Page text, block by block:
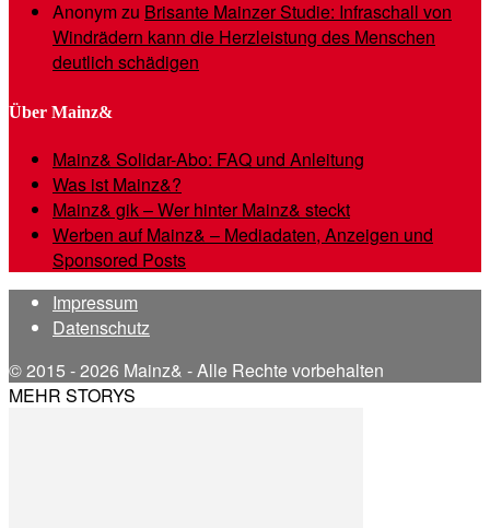
Anonymzu Brisante Mainzer Studie: Infraschall von
Windrädern kann die Herzleistung des Menschen
deutlich schädigen
Über Mainz&
Mainz& Solidar-Abo: FAQ und Anleitung
Was ist Mainz&?
Mainz& gik – Wer hinter Mainz& steckt
Werben auf Mainz& – Mediadaten, Anzeigen und
Sponsored Posts
Impressum
Datenschutz
© 2015 - 2026 Mainz& - Alle Rechte vorbehalten
MEHR STORYS